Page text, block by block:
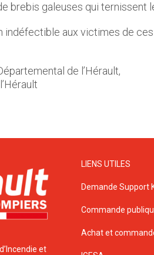
brebis galeuses qui ternissent
indéfectible aux victimes de
de l’Hérault,
et
LIENS UTILES
Demande Support
Commande
Achat et